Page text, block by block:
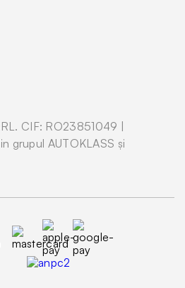
CIF: RO23851049 |
grupul AUTOKLASS și